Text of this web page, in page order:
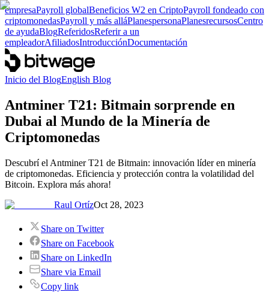
empresaPayroll globalBeneficios W2 en CriptoPayroll fondeado con
criptomonedasPayroll y más alláPlanespersonaPlanesrecursosCentro
de ayudaBlogReferidosReferir a un
empleadorAfiliadosIntroducciónDocumentación
Inicio del BlogEnglish Blog
Antminer T21: Bitmain sorprende en
Dubai al Mundo de la Minería de
Criptomonedas
Descubrí el Antminer T21 de Bitmain: innovación líder en minería
de criptomonedas. Eficiencia y protección contra la volatilidad del
Bitcoin. Explora más ahora!
Raul OrtízOct 28, 2023
Share on Twitter
Share on Facebook
Share on LinkedIn
Share via Email
Copy link